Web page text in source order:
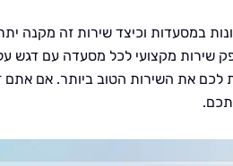
במסעדות וכיצד שירות זה מקנה
שירות מקצועי לכל מסעדה עם דגש
את השירות הטוב ביותר. אם אתם